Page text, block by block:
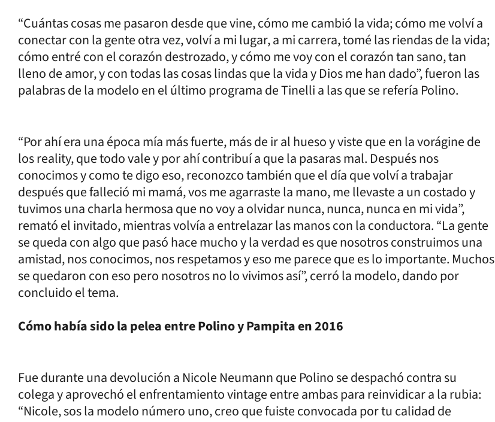
“Cuántas cosas me pasaron desde que vine, cómo me cambió la vida; cómo me volví a
conectar con la gente otra vez, volví a mi lugar, a mi carrera, tomé las riendas de la vida;
cómo entré con el corazón destrozado, y cómo me voy con el corazón tan sano, tan
lleno de amor, y con todas las cosas lindas que la vida y Dios me han dado”, fueron las
palabras de la modelo en el último programa de Tinelli a las que se refería Polino.
“Por ahí era una época mía más fuerte, más de ir al hueso y viste que en la vorágine de
los reality, que todo vale y por ahí contribuí a que la pasaras mal. Después nos
conocimos y como te digo eso, reconozco también que el día que volví a trabajar
después que falleció mi mamá, vos me agarraste la mano, me llevaste a un costado y
tuvimos una charla hermosa que no voy a olvidar nunca, nunca, nunca en mi vida”,
remató el invitado, mientras volvía a entrelazar las manos con la conductora. “La gente
se queda con algo que pasó hace mucho y la verdad es que nosotros construimos una
amistad, nos conocimos, nos respetamos y eso me parece que es lo importante. Muchos
se quedaron con eso pero nosotros no lo vivimos así”, cerró la modelo, dando por
concluido el tema.
Cómo había sido la pelea entre Polino y Pampita en 2016
Fue durante una devolución a Nicole Neumann que Polino se despachó contra su
colega y aprovechó el enfrentamiento vintage entre ambas para reinvidicar a la rubia:
“Nicole, sos la modelo número uno, creo que fuiste convocada por tu calidad de